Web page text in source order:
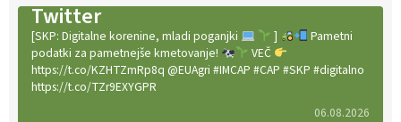
Twitter
[SKP: Digitalne korenine, mladi poganjki ]
Pametni
podatki za pametnejše kmetovanje!
VEČ
https://t.co/KZHTZmRp8q @EUAgri #IMCAP #CAP #SKP #digitalno
https://t.co/TZr9EXYGPR
06.08.2026